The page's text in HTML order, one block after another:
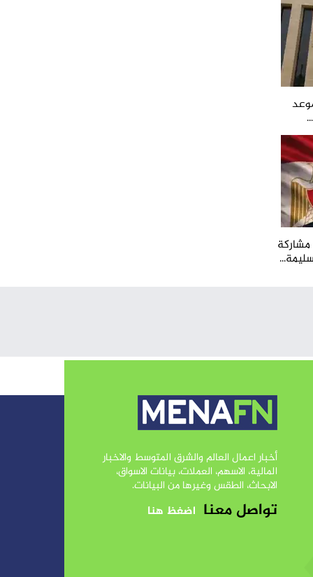
مشاركة
أخبار اعمال العالم والشرق المتوسط والاخبار
المالية، الاسهم، العملات، بيانات الاسواق،
الابحاث، الطقس وغيرها من البيانات.
تواصل معنا اضغظ هنا